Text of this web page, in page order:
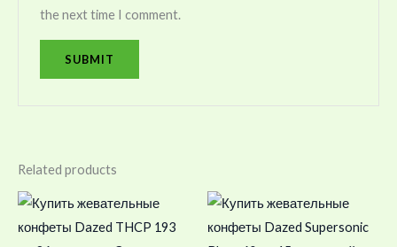
the next time I comment.
Related products